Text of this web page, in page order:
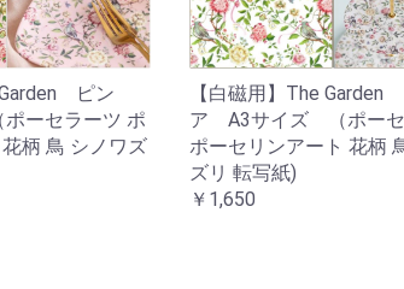
Garden ピン
ーセラーツ ポ
柄 鳥 シノワズ
【白磁用】The Garden
ア A3サイズ （ポーセ
ポーセリンアート 花柄
ズリ 転写紙)
￥1,650